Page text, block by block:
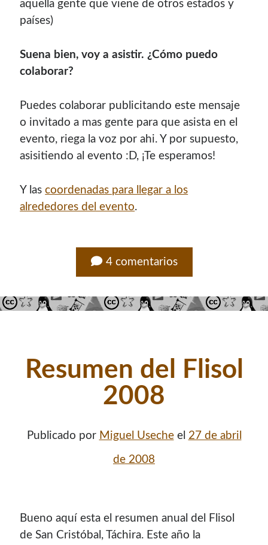
¿Buscas las secciones de mi antiguo sitio?
Humor Geek
Tutoriales
El Autor
Blogroll Geek
Codigeek0
El Blog de Luis0
aquella gente que viene de otros estados y
paí­ses)
Suena bien, voy a asistir. ¿Cómo puedo
colaborar?
Puedes colaborar publicitando este mensaje
o invitado a mas gente para que asista en el
evento, riega la voz por ahi. Y por supuesto,
asisitiendo al evento :D, ¡Te esperamos!
Y lascoordenadas para llegar a los
alrededores del evento.
4 comentarios
Resumen del Flisol
2008
Publicado por Miguel Usecheel 27 de abril
de 2008
Bueno aquí­ esta el resumen anual del Flisol
de San Cristóbal, Táchira. Este año la